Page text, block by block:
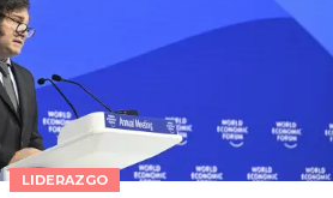
LIDERAZGO